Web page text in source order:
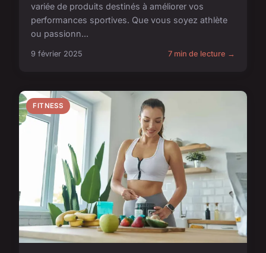
variée de produits destinés à améliorer vos
performances sportives. Que vous soyez athlète
ou passionn...
9 février 2025 7 min de lecture →
FITNESS